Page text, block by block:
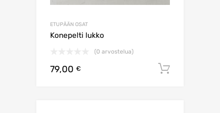
ETUPÄÄN OSAT
Konepelti lukko
(0 arvostelua)
79,00 €